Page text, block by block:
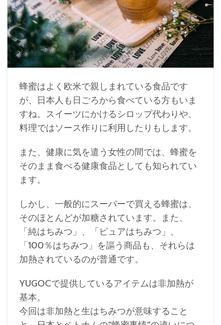
蜂蜜はよく欧米で親しまれている食品です
が、日本人も日ごろから食べている方もいま
すね。スイーツにかけるシロップ代わりや、
料理ではソース作りに利用したりもします。
また、健康に気を遣う女性の間では、蜂蜜を
そのまま食べる健康食品としても知られてい
ます。
しかし、一般的にスーパーで買える蜂蜜は、
そのほとんどが加糖されています。また、
「純はちみつ」、「ピュアはちみつ」、
「100％はちみつ」を謳う商品も、それらは
加熱されているのが普通です。
YUGOCで提供しているアイテムは非加熱が
基本。
今回は非加熱と生はちみつが意味すること